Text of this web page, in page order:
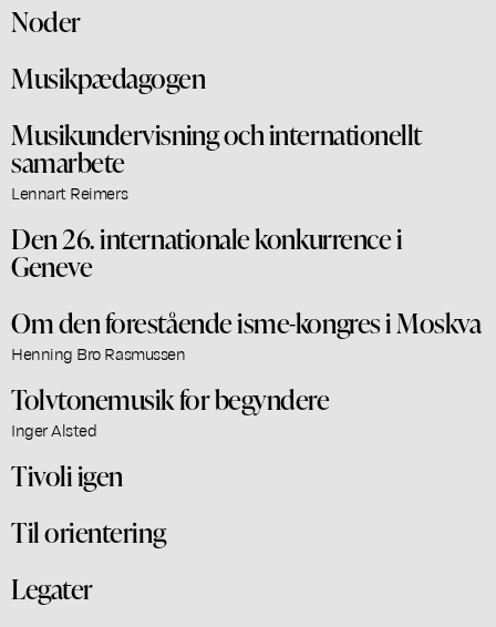
Noder
Musikpædagogen
Musikundervisning och internationellt
samarbete
Lennart Reimers
Den 26. internationale konkurrence i
Geneve
Om den forestående isme-kongres i Moskva
Henning Bro Rasmussen
Tolvtonemusik for begyndere
Inger Alsted
Tivoli igen
Til orientering
Legater